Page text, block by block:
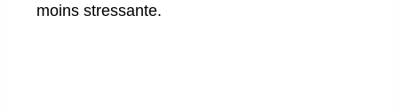
moins stressante.